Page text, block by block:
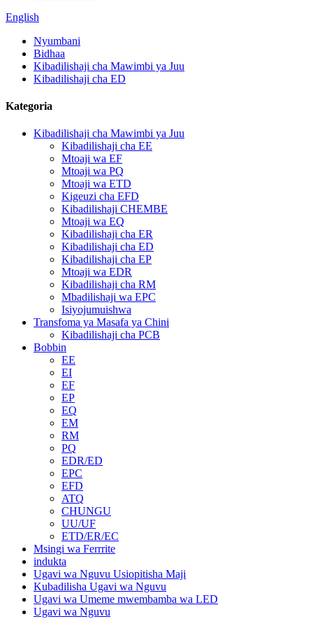
English
Nyumbani
Bidhaa
Kibadilishaji cha Mawimbi ya Juu
Kibadilishaji cha ED
Kategoria
Kibadilishaji cha Mawimbi ya Juu
Kibadilishaji cha EE
Mtoaji wa EF
Mtoaji wa PQ
Mtoaji wa ETD
Kigeuzi cha EFD
Kibadilishaji CHEMBE
Mtoaji wa EQ
Kibadilishaji cha ER
Kibadilishaji cha ED
Kibadilishaji cha EP
Mtoaji wa EDR
Kibadilishaji cha RM
Mbadilishaji wa EPC
Isiyojumuishwa
Transfoma ya Masafa ya Chini
Kibadilishaji cha PCB
Bobbin
EE
EI
EF
EP
EQ
EM
RM
PQ
EDR/ED
EPC
EFD
ATQ
CHUNGU
UU/UF
ETD/ER/EC
Msingi wa Ferrrite
indukta
Ugavi wa Nguvu Usiopitisha Maji
Kubadilisha Ugavi wa Nguvu
Ugavi wa Umeme mwembamba wa LED
Ugavi wa Nguvu